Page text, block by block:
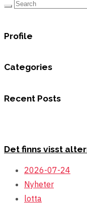
Profile
Categories
Recent Posts
Det finns visst
2026-07-24
Nyheter
lotta